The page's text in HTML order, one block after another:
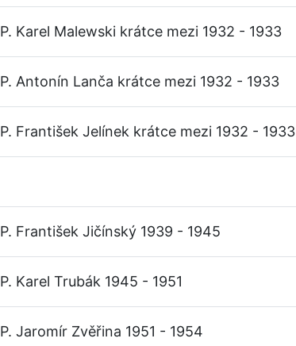
P. Karel Malewski krátce mezi 1932 - 1933
P. Antonín Lanča krátce mezi 1932 - 1933
P. František Jelínek krátce mezi 1932 - 1933
P. František Jičínský 1939 - 1945
P. Karel Trubák 1945 - 1951
P. Jaromír Zvěřina 1951 - 1954